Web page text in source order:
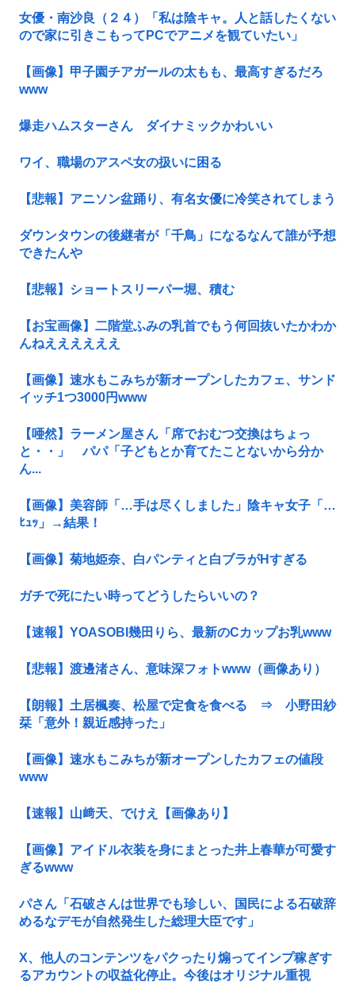
女優・南沙良（２４）「私は陰キャ。人と話したくない
ので家に引きこもってPCでアニメを観ていたい」
【画像】甲子園チアガールの太もも、最高すぎるだろ
www
爆走ハムスターさん ダイナミックかわいい
ワイ、職場のアスペ女の扱いに困る
【悲報】アニソン盆踊り、有名女優に冷笑されてしまう
ダウンタウンの後継者が「千鳥」になるなんて誰が予想
できたんや
【悲報】ショートスリーパー堀、積む
【お宝画像】二階堂ふみの乳首でもう何回抜いたかわか
んねええええええ
【画像】速水もこみちが新オープンしたカフェ、サンド
イッチ1つ3000円www
【唖然】ラーメン屋さん「席でおむつ交換はちょっ
と・・」 パパ「子どもとか育てたことないから分か
ん...
【画像】美容師「…手は尽くしました」陰キャ女子「…
ﾋｭｯ」→結果！
【画像】菊地姫奈、白パンティと白ブラがHすぎる
ガチで死にたい時ってどうしたらいいの？
【速報】YOASOBI幾田りら、最新のCカップお乳www
【悲報】渡邊渚さん、意味深フォトwww（画像あり）
【朗報】土居楓奏、松屋で定食を食べる ⇒ 小野田紗
栞「意外！親近感持った」
【画像】速水もこみちが新オープンしたカフェの値段
www
【速報】山﨑天、でけえ【画像あり】
【画像】アイドル衣装を身にまとった井上春華が可愛す
ぎるwww
パさん「石破さんは世界でも珍しい、国民による石破辞
めるなデモが自然発生した総理大臣です」
X、他人のコンテンツをパクったり煽ってインプ稼ぎす
るアカウントの収益化停止。今後はオリジナル重視